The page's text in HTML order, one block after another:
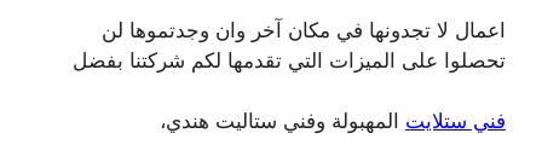
اعمال لا تجدونها في مكان آخر وان وجدتموها لن
تحصلوا على الميزات التي تقدمها لكم شركتنا بفضل
فني ستلايت المهبولة وفني ستاليت هندي،